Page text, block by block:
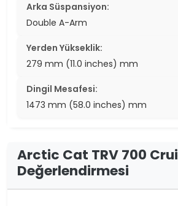
Arka Süspansiyon:
Double A-Arm
Yerden Yükseklik:
279 mm (11.0 inches) mm
Dingil Mesafesi:
1473 mm (58.0 inches) mm
Arctic Cat TRV 700
Değerlendirmesi